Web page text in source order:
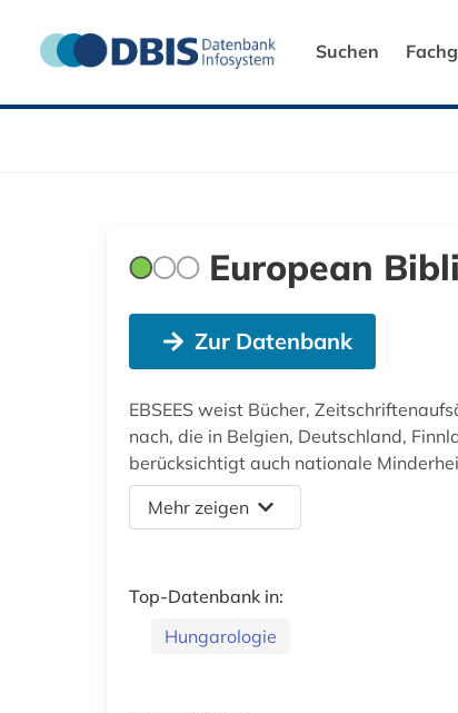
Suchen
European
Zur Datenbank
EBSEES weist Bücher,
nach, die in Belgien, Deutschland,
berücksichtigt auch nationale
Mehr zeigen
Top-Datenbank in:
Hungarologie